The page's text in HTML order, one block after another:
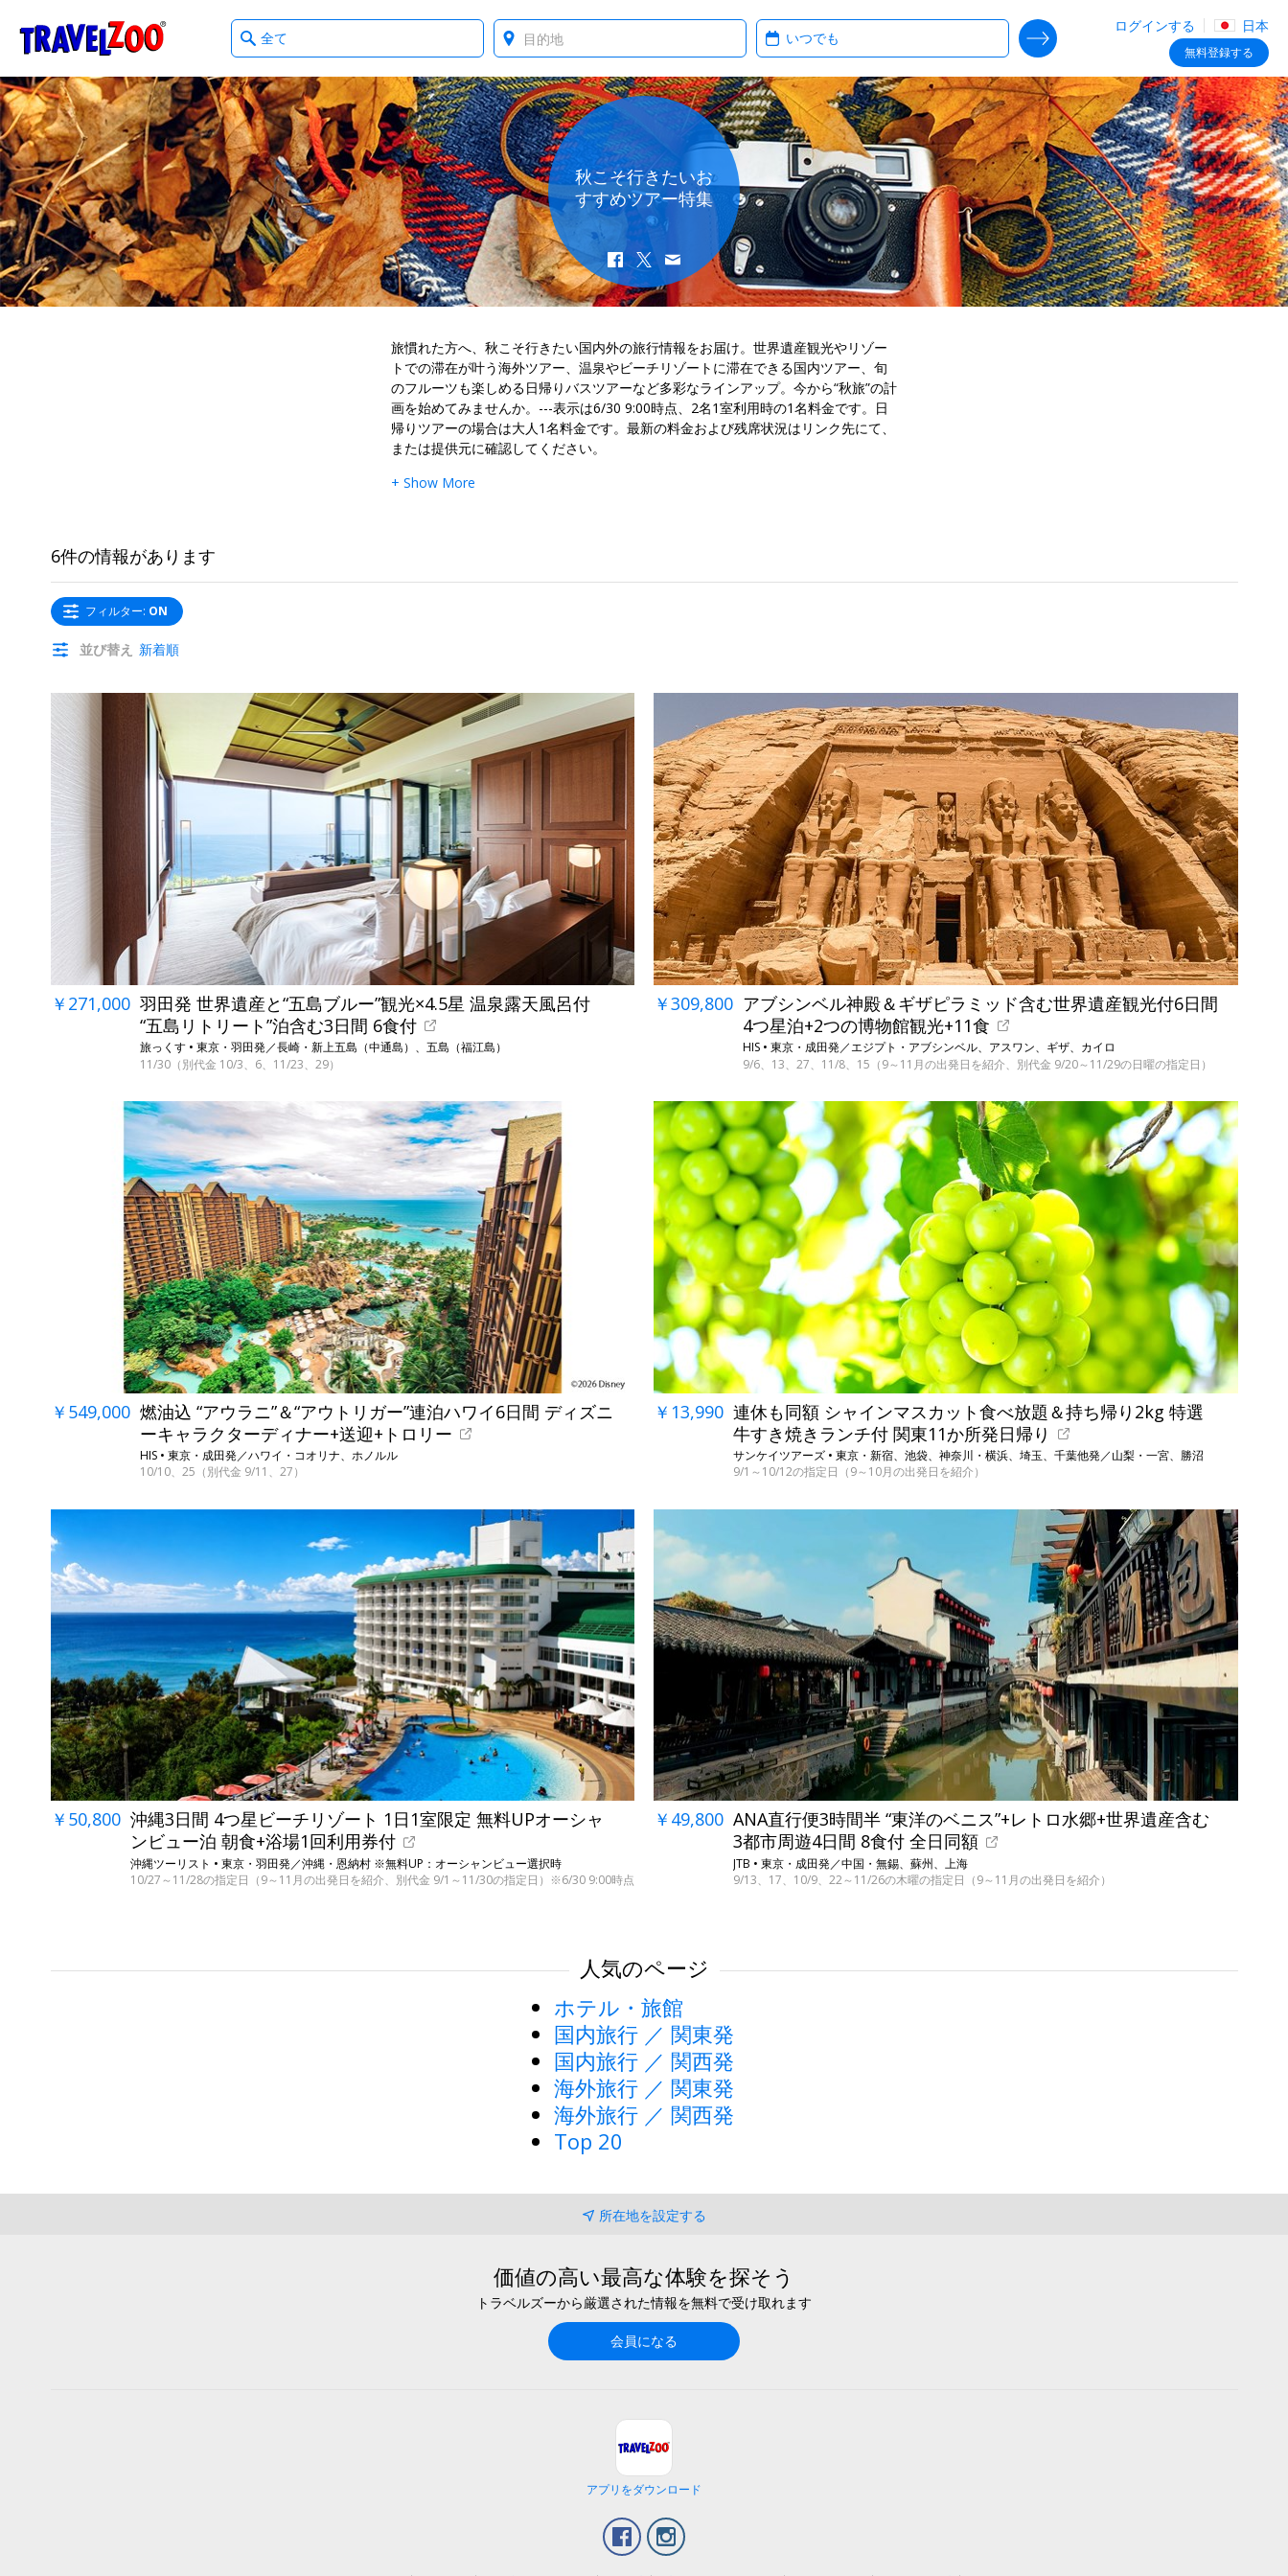
Travelzoo ログインする 日本
無料登録する
What
type
deals?
Where? When?
SEARCH DEALS
秋こそ行きたいお
すすめツアー特集
旅慣れた方へ、秋こそ行きたい国内外の旅行情報をお届け。世界遺産観光やリゾー
トでの滞在が叶う海外ツアー、温泉やビーチリゾートに滞在できる国内ツアー、旬
のフルーツも楽しめる日帰りバスツアーなど多彩なラインアップ。今から“秋旅”の計
画を始めてみませんか。---表示は6/30 9:00時点、2名1室利用時の1名料金です。日
帰りツアーの場合は大人1名料金です。最新の料金および残席状況はリンク先にて、
または提供元に確認してください。
+ Show More
6件の情報があります
フィルター: ON
並び替え 新着順
￥271,000 羽田発 世界遺産と“五島ブルー”観光×4.5星 温泉露天風呂付
“五島リトリート”泊含む3日間 6食付
旅っくす • 東京・羽田発／長崎・新上五島（中通島）、五島（福江島）
11/30（別代金 10/3、6、11/23、29）
￥309,800 アブシンベル神殿＆ギザピラミッド含む世界遺産観光付6日間
4つ星泊+2つの博物館観光+11食
HIS • 東京・成田発／エジプト・アブシンベル、アスワン、ギザ、カイロ
9/6、13、27、11/8、15（9～11月の出発日を紹介、別代金 9/20～11/29の日曜の指定日）
￥549,000 燃油込 “アウラニ”＆“アウトリガー”連泊ハワイ6日間 ディズニ
ーキャラクターディナー+送迎+トロリー
HIS • 東京・成田発／ハワイ・コオリナ、ホノルル
10/10、25（別代金 9/11、27）
￥13,990 連休も同額 シャインマスカット食べ放題＆持ち帰り2kg 特選
牛すき焼きランチ付 関東11か所発日帰り
サンケイツアーズ • 東京・新宿、池袋、神奈川・横浜、埼玉、千葉他発／山梨・一宮、勝沼
9/1～10/12の指定日（9～10月の出発日を紹介）
￥50,800 沖縄3日間 4つ星ビーチリゾート 1日1室限定 無料UPオーシャ
ンビュー泊 朝食+浴場1回利用券付
沖縄ツーリスト • 東京・羽田発／沖縄・恩納村 ※無料UP：オーシャンビュー選択時
10/27～11/28の指定日（9～11月の出発日を紹介、別代金 9/1～11/30の指定日）※6/30 9:00時点
￥49,800 ANA直行便3時間半 “東洋のベニス”+レトロ水郷+世界遺産含む
3都市周遊4日間 8食付 全日同額
JTB • 東京・成田発／中国・無錫、蘇州、上海
9/13、17、10/9、22～11/26の木曜の指定日（9～11月の出発日を紹介）
人気のページ
ホテル・旅館
国内旅行 ／ 関東発
国内旅行 ／ 関西発
海外旅行 ／ 関東発
海外旅行 ／ 関西発
Top 20
所在地を設定する
価値の高い最高な体験を探そう
トラベルズーから厳選された情報を無料で受け取れます
会員になる
アプリをダウンロード
Facebook